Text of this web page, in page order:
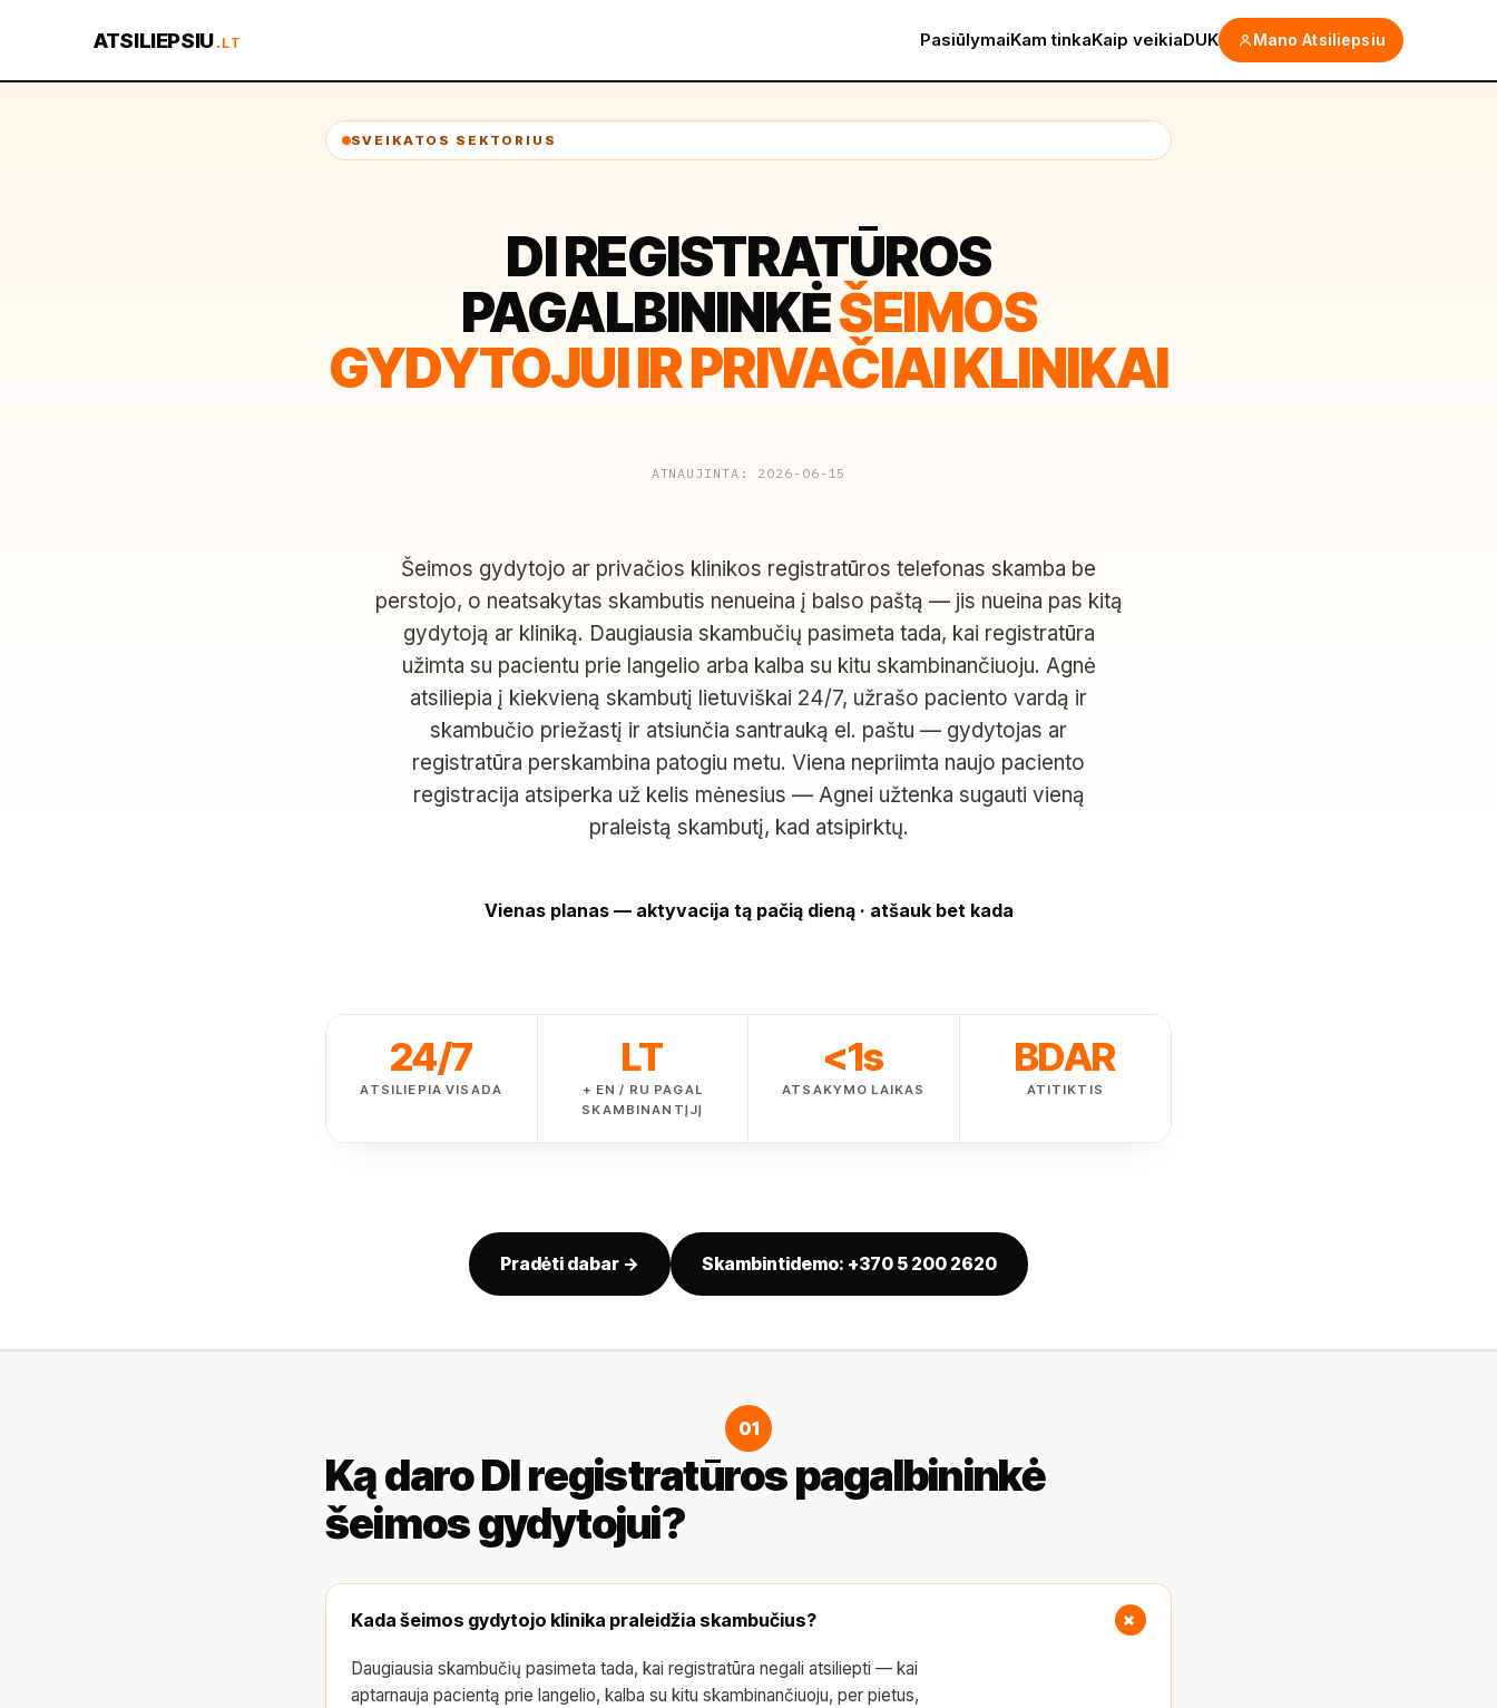
ATSILIEPSIU.LT PasiūlymaiKam tinkaKaip veikiaDUK Mano Atsiliepsiu
SVEIKATOS SEKTORIUS
DI REGISTRATŪROS
PAGALBININKĖŠEIMOS
GYDYTOJUI IR PRIVAČIAI KLINIKAI
ATNAUJINTA: 2026-06-15
Šeimos gydytojo ar privačios klinikos registratūros telefonas skamba be
perstojo, o neatsakytas skambutis nenueina į balso paštą — jis nueina pas kitą
gydytoją ar kliniką. Daugiausia skambučių pasimeta tada, kai registratūra
užimta su pacientu prie langelio arba kalba su kitu skambinančiuoju. Agnė
atsiliepia į kiekvieną skambutį lietuviškai 24/7, užrašo paciento vardą ir
skambučio priežastį ir atsiunčia santrauką el. paštu — gydytojas ar
registratūra perskambina patogiu metu. Viena nepriimta naujo paciento
registracija atsiperka už kelis mėnesius — Agnei užtenka sugauti vieną
praleistą skambutį, kad atsipirktų.
Vienas planas — aktyvacija tą pačią dieną · atšauk bet kada
24/7
ATSILIEPIA VISADA
LT
+ EN / RU PAGAL
SKAMBINANTĮJĮ
<1s
ATSAKYMO LAIKAS
BDAR
ATITIKTIS
Pradėti dabar → Skambintidemo: +370 5 200 2620
01
Ką daro DI registratūros pagalbininkė
šeimos gydytojui?
Kada šeimos gydytojo klinika praleidžia skambučius? +
Daugiausia skambučių pasimeta tada, kai registratūra negali atsiliepti — kai
aptarnauja pacientą prie langelio, kalba su kitu skambinančiuoju, per pietus,